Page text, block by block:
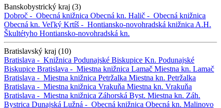
Banskobystrický kraj (3)
Dobroč - Obecná knižnica Obecná kn. Halič - Obecná knižnica
Obecná kn. Veľký Krtíš - Hontiansko-novohradská knižnica A.H.
Škultétyho Hontiansko-novohradská kn.
Bratislavský kraj (10)
Bratislava - Knižnica Podunajské Biskupice Kn. Podunajské
Biskupice Bratislava - Miestna knižnica Lamač Miestna kn. Lamač
Bratislava - Miestna knižnica Petržalka Miestna kn. Petržalka
Bratislava - Miestna knižnica Vrakuňa Miestna kn. Vrakuňa
Bratislava - Miestna knižnica Záhorská Byst. Miestna kn. Záh.
Bystrica Dunajská Lužná - Obecná knižnica Obecná kn. Malinovo